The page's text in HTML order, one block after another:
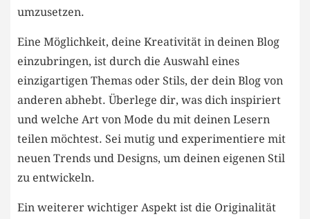
umzusetzen.
Eine Möglichkeit, deine Kreativität in deinen Blog
‍einzubringen, ist durch die Auswahl eines
einzigartigen Themas oder Stils, der dein Blog von⁢
anderen abhebt. Überlege dir, was dich inspiriert
und welche⁣ Art⁣ von Mode du mit deinen Lesern
teilen möchtest. Sei mutig und experimentiere⁤ mit​
neuen​ Trends und ⁢Designs, um deinen eigenen​ Stil
zu entwickeln.
Ein weiterer wichtiger Aspekt ist die Originalität